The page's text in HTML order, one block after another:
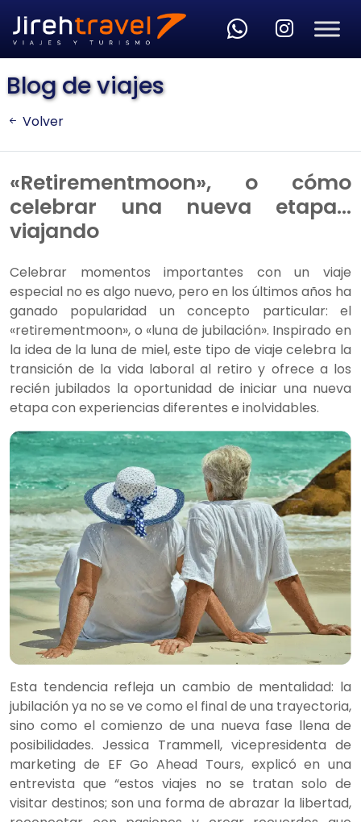
Blog de viajes
Volver
«Retirementmoon», o cómo
celebrar una nueva etapa…
viajando
Celebrar momentos importantes con un viaje
especial no es algo nuevo, pero en los últimos años ha
ganado popularidad un concepto particular: el
«retirementmoon», o «luna de jubilación». Inspirado en
la idea de la luna de miel, este tipo de viaje celebra la
transición de la vida laboral al retiro y ofrece a los
recién jubilados la oportunidad de iniciar una nueva
etapa con experiencias diferentes e inolvidables.
Esta tendencia refleja un cambio de mentalidad: la
jubilación ya no se ve como el final de una trayectoria,
sino como el comienzo de una nueva fase llena de
posibilidades. Jessica Trammell, vicepresidenta de
marketing de EF Go Ahead Tours, explicó en una
entrevista que “estos viajes no se tratan solo de
visitar destinos; son una forma de abrazar la libertad,